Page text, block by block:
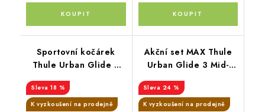
Sportovní kočárek
Thule Urban Glide 3
magnetickou přezkou +
korbička Mid blue +
18 %
K vyzkoušení na prodejně
Akční set MAX Thule
Urban Glide 3 Mid-
Beige + SnugLite
midnight
24 %
K vyzkoušení na prodejně